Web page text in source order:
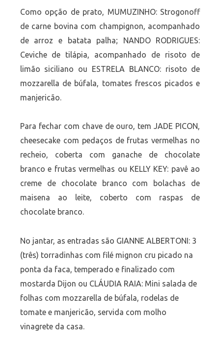
Como opção de prato, MUMUZINHO: Strogonoff
de carne bovina com champignon, acompanhado
de arroz e batata palha; NANDO RODRIGUES:
Ceviche de tilápia, acompanhado de risoto de
limão siciliano ou ESTRELA BLANCO: risoto de
mozzarella de búfala, tomates frescos picados e
manjericão.
Para fechar com chave de ouro, tem JADE PICON,
cheesecake com pedaços de frutas vermelhas no
recheio, coberta com ganache de chocolate
branco e frutas vermelhas ou KELLY KEY: pavê ao
creme de chocolate branco com bolachas de
maisena ao leite, coberto com raspas de
chocolate branco.
No jantar, as entradas são GIANNE ALBERTONI: 3
(três) torradinhas com filé mignon cru picado na
ponta da faca, temperado e finalizado com
mostarda Dijon ou CLÁUDIA RAIA: Mini salada de
folhas com mozzarella de búfala, rodelas de
tomate e manjericão, servida com molho
vinagrete da casa.